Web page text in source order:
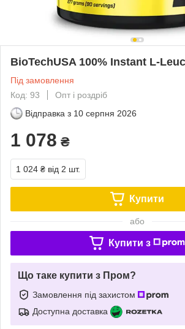
BioTechUSA 100% Instant L-
Під замовлення
Код: 93
Опт і роздріб
Відправка з 10 серпня 2026
1 078 ₴
1 024 ₴ від 2 шт.
Купити
або
Купити з
Що таке купити з Пром?
Замовлення під захистом
Доступна доставка